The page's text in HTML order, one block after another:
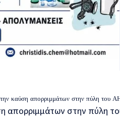
καύση απορριμμάτων στην πύλη του